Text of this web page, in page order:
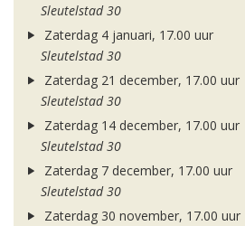
Sleutelstad 30
Zaterdag 4 januari, 17.00 uur
Sleutelstad 30
Zaterdag 21 december, 17.00 uur
Sleutelstad 30
Zaterdag 14 december, 17.00 uur
Sleutelstad 30
Zaterdag 7 december, 17.00 uur
Sleutelstad 30
Zaterdag 30 november, 17.00 uur